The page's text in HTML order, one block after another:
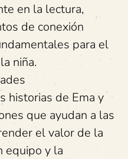
en la lectura,
de conexión
para el
niña.
historias de Ema y
que ayudan a las
el valor de la
equipo y la